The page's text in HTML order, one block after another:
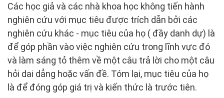
Các học giả và các nhà khoa học không tiến hành
nghiên cứu với mục tiêu được trích dẫn bởi các
nghiên cứu khác - mục tiêu của họ ( đầy danh dự) là
để góp phần vào việc nghiên cứu trong lĩnh vực đó
và làm sáng tỏ thêm về một câu trả lời cho một câu
hỏi dai dẳng hoặc vấn đề. Tóm lại, mục tiêu của họ
là để đóng góp giá trị và kiến thức là trước tiên.